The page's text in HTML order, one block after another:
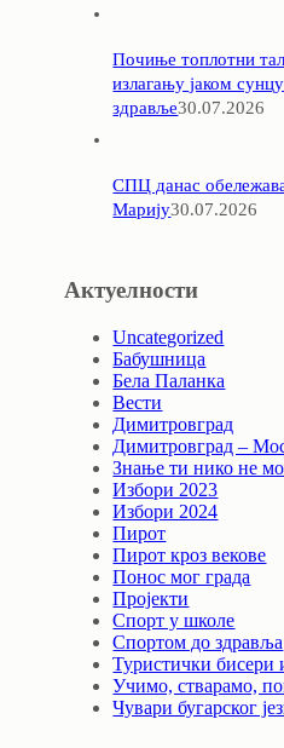
Почиње топлотни
излагању јаком
здравље30.07.2026
СПЦ данас
Марију30.07.2026
Актуелности
Uncategorized
Бабушница
Бела Паланка
Вести
Димитровград
Димитровград –
Знање ти нико не
Избори 2023
Избори 2024
Пирот
Пирот кроз векове
Понос мог града
Пројекти
Спорт у школе
Спортом до здравља
Туристички бисери
Учимо, стварамо,
Чувари бугарског